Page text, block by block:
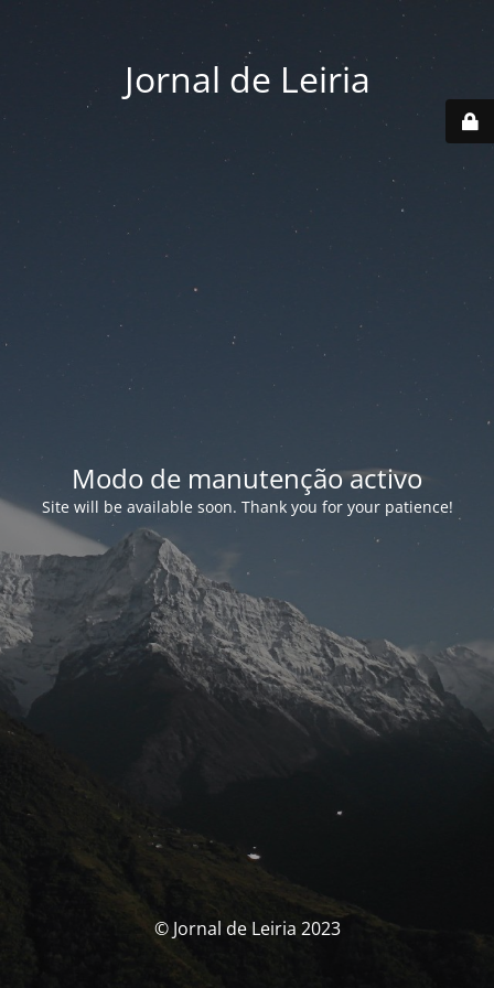
Jornal de Leiria
Modo de manutenção activo
Site will be available soon. Thank you for your patience!
© Jornal de Leiria 2023